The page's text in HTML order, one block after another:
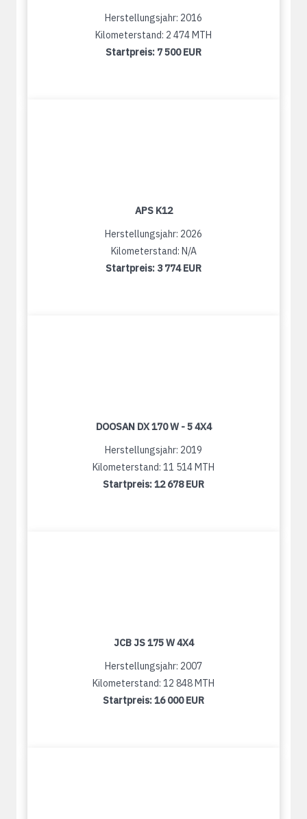
Herstellungsjahr: 2016
Kilometerstand: 2 474 MTH
Startpreis: 7 500 EUR
APS K12
Herstellungsjahr: 2026
Kilometerstand: N/A
Startpreis: 3 774 EUR
DOOSAN DX 170 W - 5 4X4
Herstellungsjahr: 2019
Kilometerstand: 11 514 MTH
Startpreis:12 678 EUR
JCB JS 175 W 4X4
Herstellungsjahr: 2007
Kilometerstand: 12 848 MTH
Startpreis:16 000 EUR